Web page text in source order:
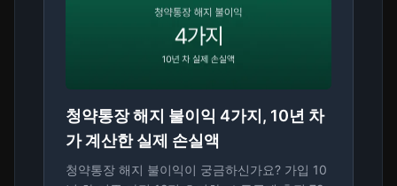
청약통장 해지 불이익 4가지, 10년 차
가 계산한 실제 손실액
청약통장 해지 불이익이 궁금하신가요? 가입 10